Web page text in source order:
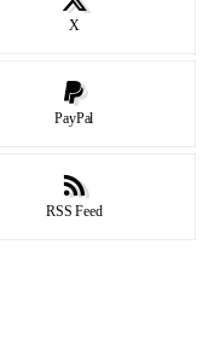
X
PayPal
RSS Feed